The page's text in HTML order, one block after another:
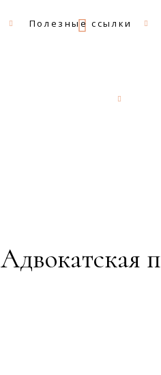
09:00
Полезные ссылки
Адвокатская